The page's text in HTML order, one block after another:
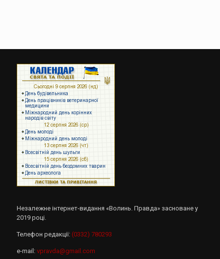
Незалежне інтернет-видання «Волинь. Правда» засноване у
2019 році.
Телефон редакції: (0332) 780293
e-mail: vpravda@gmail.com